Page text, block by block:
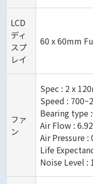
LCD
ディ
スプ
レイ
6‎0 x 60mm
ファ
ン
Spec : 2 x
Speed :
Bearing type
Air Flow :
Air Pressure :
Life
Noise Level :